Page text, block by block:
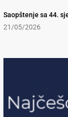
Saopštenje sa 44.
21/05/2026